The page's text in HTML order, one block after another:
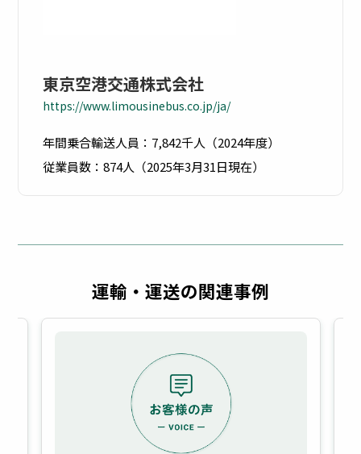
東京空港交通株式会社
https://www.limousinebus.co.jp/ja/
年間乗合輸送人員：7,842千人（2024年度）
従業員数：874人（2025年3月31日現在）
運輸・運送の関連事例